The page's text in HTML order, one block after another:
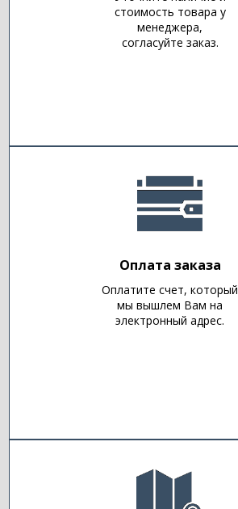
стоимость товара у
менеджера,
согласуйте заказ.
Оплата заказа
Оплатите счет, который
мы вышлем Вам на
электронный адрес.